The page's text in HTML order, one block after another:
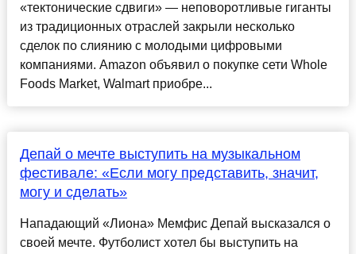
«тектонические сдвиги» — неповоротливые гиганты
из традиционных отраслей закрыли несколько
сделок по слиянию с молодыми цифровыми
компаниями. Amazon объявил о покупке сети Whole
Foods Market, Walmart приобре...
Депай о мечте выступить на музыкальном
фестивале: «Если могу представить, значит,
могу и сделать»
Нападающий «Лиона» Мемфис Депай высказался о
своей мечте. Футболист хотел бы выступить на